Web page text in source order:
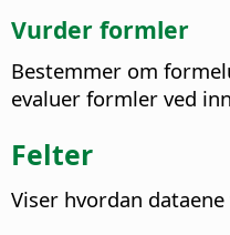
Vurder formler
Bestemmer om
evaluer formler ved
Felter
Viser hvordan